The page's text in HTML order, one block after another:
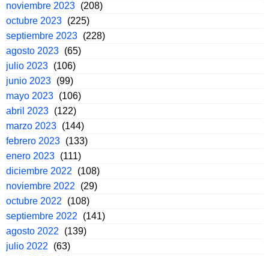
noviembre 2023 (208)
octubre 2023 (225)
septiembre 2023 (228)
agosto 2023 (65)
julio 2023 (106)
junio 2023 (99)
mayo 2023 (106)
abril 2023 (122)
marzo 2023 (144)
febrero 2023 (133)
enero 2023 (111)
diciembre 2022
(108)
noviembre 2022
(29)
octubre 2022
(108)
septiembre 2022
(141)
agosto 2022
(139)
julio 2022
(63)